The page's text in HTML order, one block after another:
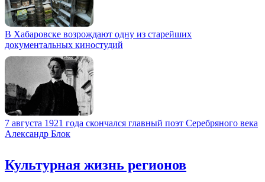
В Хабаровске возрождают одну из старейших
документальных киностудий
7 августа 1921 года скончался главный поэт Серебряного века
Александр Блок
Культурная жизнь регионов